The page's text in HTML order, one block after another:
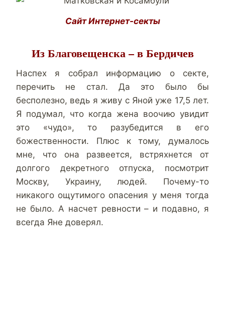
Сайт Интернет-секты
Из Благовещенска – в Бердичев
Наспех я собрал информацию о секте,
перечить не стал. Да это было бы
бесполезно, ведь я живу с Яной уже 17,5 лет.
Я подумал, что когда жена воочию увидит
это «чудо», то разубедится в его
божественности. Плюс к тому, думалось
мне, что она развеется, встряхнется от
долгого декретного отпуска, посмотрит
Москву, Украину, людей. Почему-то
никакого ощутимого опасения у меня тогда
не было. А насчет ревности – и подавно, я
всегда Яне доверял.